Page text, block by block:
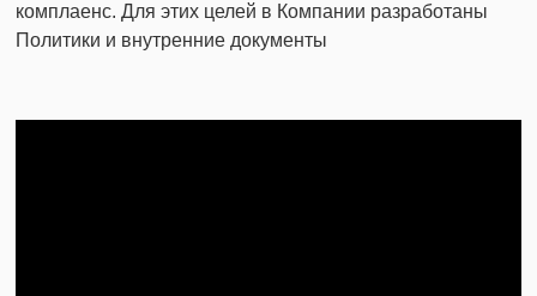
комплаенс. Для этих целей в Компании разработаны
Политики и внутренние документы